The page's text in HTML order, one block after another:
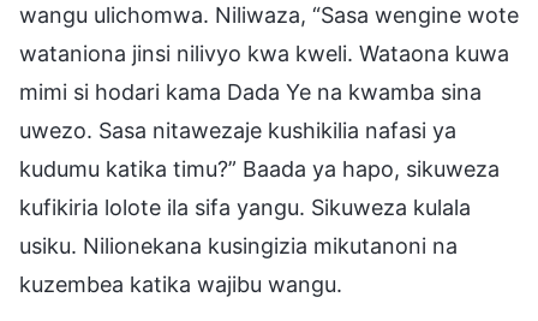
wangu ulichomwa. Niliwaza, “Sasa wengine wote
wataniona jinsi nilivyo kwa kweli. Wataona kuwa
mimi si hodari kama Dada Ye na kwamba sina
uwezo. Sasa nitawezaje kushikilia nafasi ya
kudumu katika timu?” Baada ya hapo, sikuweza
kufikiria lolote ila sifa yangu. Sikuweza kulala
usiku. Nilionekana kusingizia mikutanoni na
kuzembea katika wajibu wangu.